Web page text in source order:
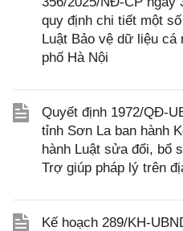
quy định chi tiết một
Luật Bảo vệ dữ liệu cá
phố Hà Nội
Quyết định 1972/QĐ-
tỉnh Sơn La ban hành
hành Luật sửa đổi, bổ
Trợ giúp pháp lý trên
Kế hoạch 289/KH-